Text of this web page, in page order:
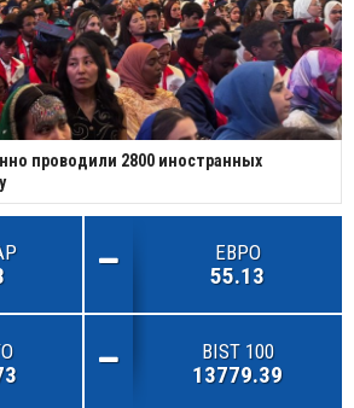
проводили 2800 иностранных
ЕВРО
55.13
BIST 100
13779.39